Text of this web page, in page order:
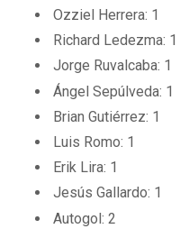
Ozziel Herrera: 1
Richard Ledezma: 1
Jorge Ruvalcaba: 1
Ángel Sepúlveda: 1
Brian Gutiérrez: 1
Luis Romo: 1
Erik Lira: 1
Jesús Gallardo: 1
Autogol: 2